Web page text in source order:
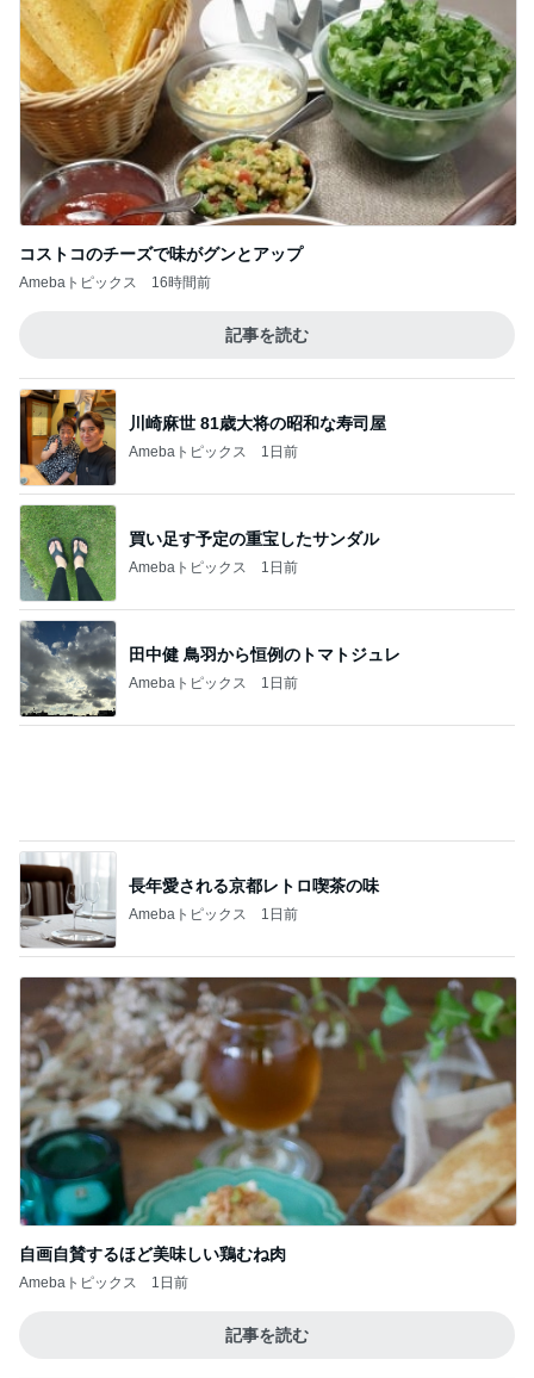
神がかってる掃除機
Amebaトピックス 16時間前
だいた 怖くなるチキン食べ比べ
Amebaトピックス 2日前
Amebaトピックス 1日前
人生で1番美味しかったエッグタルト
Amebaトピックス 1日前
びっくりするほど涼しい冷感ポンチョ
Amebaトピックス 1日前
細川直美 片付けと模様替えした自室
Amebaトピックス 18時間前
記事を読む
4ヶ月ぶりの通院できつかった坂
Amebaトピックス 1日前
Amebaトピックス 2日前